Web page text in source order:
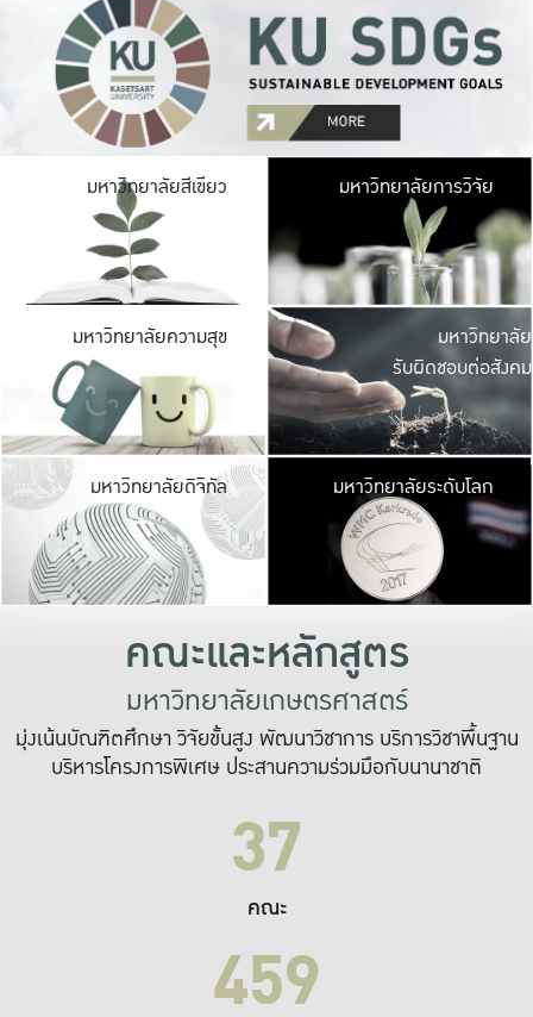
มหาวิทยาลัยสีเขียว มหาวิ
มีพื้นที่เขียวสดใส
เป็นป่าในเมือง เกษต
มหาวิทยาลัยการวิจัย
มหาวิทยาลัยความสุข มหาวิ
ค
เปิดประ
และพบเรื่องราวใ
มหาวิทยาลัย
รับผิดชอบต่อสังคม
มหาวิทยาลัยดิจิทัล มหาวิ
เปลี่ยนแปลง แล
เพื่อทำง
ระบบสารสนเทศ
มหาวิทยาลัยระดับโลก
คณะและหลักสูตร
มหาวิทยาลัยเกษตรศาสตร์
มุ่งเน้นบัณฑิตศึกษา วิจัยขั้นสูง พัฒนาวิชาการ บริการวิชาพื้นฐาน
บริหารโครงการพิเศษ ประสานความร่วมมือกับนานาชาติ
37
คณะ
459